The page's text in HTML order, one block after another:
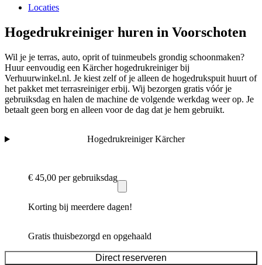
Locaties
Hogedrukreiniger huren in Voorschoten
Wil je je terras, auto, oprit of tuinmeubels grondig schoonmaken?
Huur eenvoudig een Kärcher hogedrukreiniger bij
Verhuurwinkel.nl. Je kiest zelf of je alleen de hogedrukspuit huurt of
het pakket met terrasreiniger erbij. Wij bezorgen gratis vóór je
gebruiksdag en halen de machine de volgende werkdag weer op. Je
betaalt geen borg en alleen voor de dag dat je hem gebruikt.
Hogedrukreiniger Kärcher
€ 45,00 per gebruiksdag
Korting bij meerdere dagen!
Gratis thuisbezorgd en opgehaald
Direct reserveren